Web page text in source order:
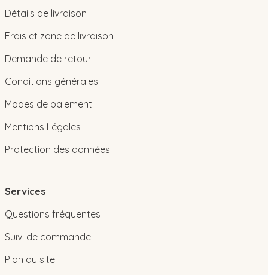
Détails de livraison
Frais et zone de livraison
Demande de retour
Conditions générales
Modes de paiement
Mentions Légales
Protection des données
Services
Questions fréquentes
Suivi de commande
Plan du site